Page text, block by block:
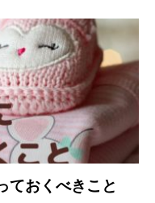
ておくべきこと